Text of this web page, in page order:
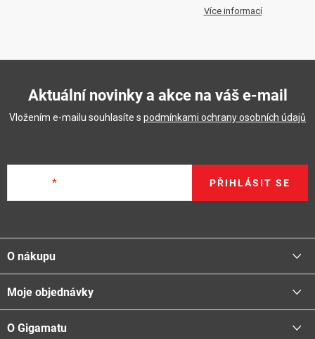
Více informací
Aktuální novinky a akce na váš e-mail
Vložením e-mailu souhlasíte s podmínkami ochrany osobních údajů
PŘIHLÁSIT SE
á
p
a
O nákupu
Proč nakupovat u nás
Doprava - možnosti
Platba - možnosti
Moje objednávky
Přihlásit
O Gigamatu